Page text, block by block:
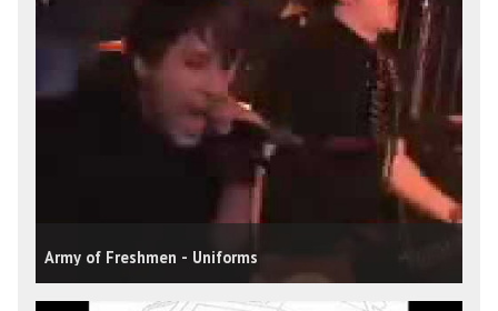
Army of Freshmen - Uniforms